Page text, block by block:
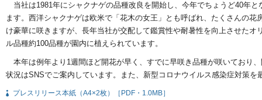
当社は1981年にシャクナゲの品種改良を開始し、今年でちょうど40年と
ます。西洋シャクナゲは欧米で「花木の女王」とも呼ばれ、たくさんの花
け豪華に咲きますが、長年当社が交配して鑑賞性や耐暑性を向上させたオ
ル品種約100品種が園内に植えられています。
本年は例年より1週間ほど開花が早く、すでに早咲き品種が咲いており
状況はSNSでご案内しています。また、新型コロナウイルス感染症対策を
プレスリリース本紙（A4×2枚）［PDF・1.0MB］